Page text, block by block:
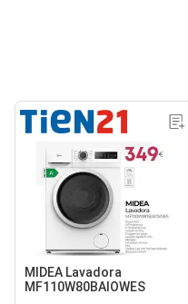
MIDEA Lavadora
MF110W80BAIOWES